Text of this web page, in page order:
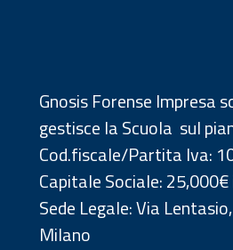
Gnosis Forense Impresa
gestisce la Scuola sul
Cod.fiscale/Partita Iva:
Capitale Sociale:25,000€
Sede Legale:Via
Milano